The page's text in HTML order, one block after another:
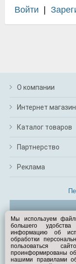
Войти
О компании
Интернет магазин
Каталог товаров
Партнерство
Реклама
Мы используем
большего
информацию об
обработки
пользоваться
проинформированы
нашими правилами